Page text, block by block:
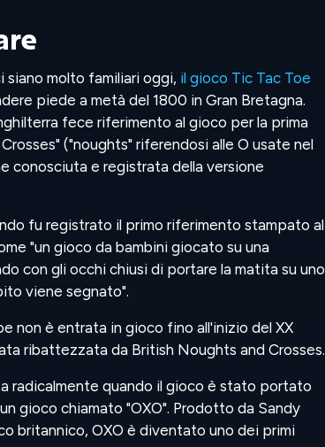
siano molto familiari oggi, il gioco Tic Tac Toe
piede a metà del 1800 in Gran Bretagna.
fece riferimento al gioco per la prima
("noughts" riferendosi alle O usate nel
conosciuta e registrata della versione
fu registrato il primo riferimento stampato al
"un gioco da bambini giocato su una
con gli occhi chiusi di portare la matita su uno
viene segnato".
non è entrata in gioco fino all'inizio del XX
ribattezzata da British Noughts and Crosses.
radicalmente quando il gioco è stato portato
gioco chiamato "OXO". Prodotto da Sandy
britannico, OXO è diventato uno dei primi